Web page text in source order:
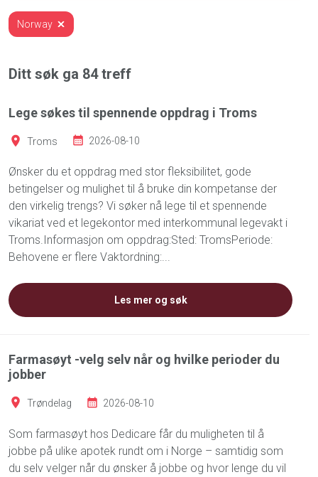
Norway
Ditt søk ga 84treff
Lege søkes til spennende oppdrag i Troms
Troms 2026-08-10
Ønsker du et oppdrag med stor fleksibilitet, gode
betingelser og mulighet til å bruke din kompetanse der
den virkelig trengs? Vi søker nå lege til et spennende
vikariat ved et legekontor med interkommunal legevakt i
Troms.Informasjon om oppdrag:Sted: TromsPeriode:
Behovene er flere Vaktordning:...
Les mer og søk
Farmasøyt -velg selv når og hvilke perioder du
jobber
Trøndelag 2026-08-10
Som farmasøyt hos Dedicare får du muligheten til å
jobbe på ulike apotek rundt om i Norge – samtidig som
du selv velger når du ønsker å jobbe og hvor lenge du vil